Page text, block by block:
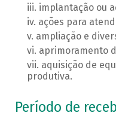
implantação ou
ações para
ampliação e
aprimoramento
aquisição de
produtiva.
Período de